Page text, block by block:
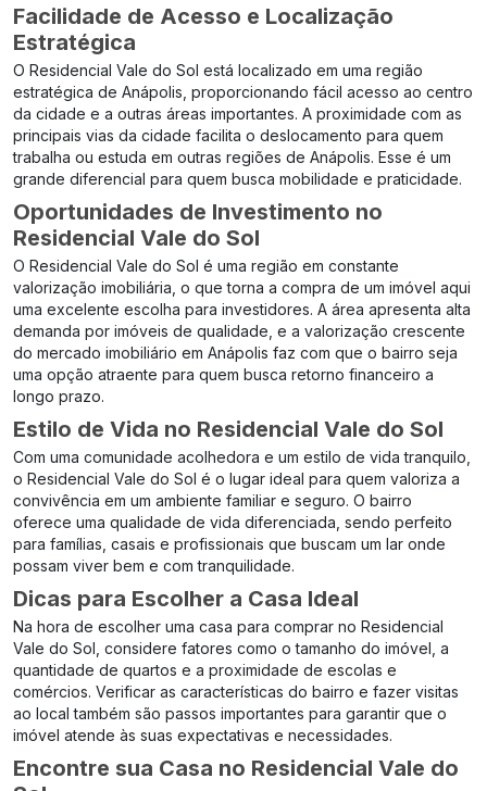
Facilidade de Acesso e Localização
Estratégica
O Residencial Vale do Sol está localizado em uma região
estratégica de Anápolis, proporcionando fácil acesso ao centro
da cidade e a outras áreas importantes. A proximidade com as
principais vias da cidade facilita o deslocamento para quem
trabalha ou estuda em outras regiões de Anápolis. Esse é um
grande diferencial para quem busca mobilidade e praticidade.
Oportunidades de Investimento no
Residencial Vale do Sol
O Residencial Vale do Sol é uma região em constante
valorização imobiliária, o que torna a compra de um imóvel aqui
uma excelente escolha para investidores. A área apresenta alta
demanda por imóveis de qualidade, e a valorização crescente
do mercado imobiliário em Anápolis faz com que o bairro seja
uma opção atraente para quem busca retorno financeiro a
longo prazo.
Estilo de Vida no Residencial Vale do Sol
Com uma comunidade acolhedora e um estilo de vida tranquilo,
o Residencial Vale do Sol é o lugar ideal para quem valoriza a
convivência em um ambiente familiar e seguro. O bairro
oferece uma qualidade de vida diferenciada, sendo perfeito
para famílias, casais e profissionais que buscam um lar onde
possam viver bem e com tranquilidade.
Dicas para Escolher a Casa Ideal
Na hora de escolher uma casa para comprar no Residencial
Vale do Sol, considere fatores como o tamanho do imóvel, a
quantidade de quartos e a proximidade de escolas e
comércios. Verificar as características do bairro e fazer visitas
ao local também são passos importantes para garantir que o
imóvel atende às suas expectativas e necessidades.
Encontre sua Casa no Residencial Vale do